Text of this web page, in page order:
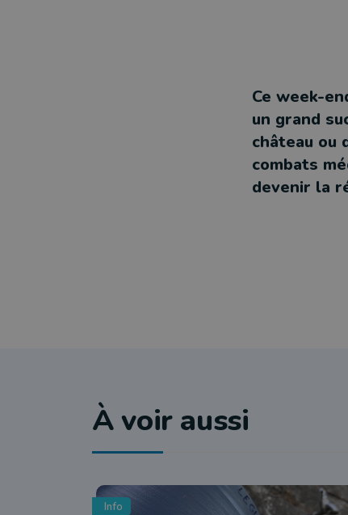
Ce week-
un grand
château ou
combats
devenir la
À voir aussi
Info